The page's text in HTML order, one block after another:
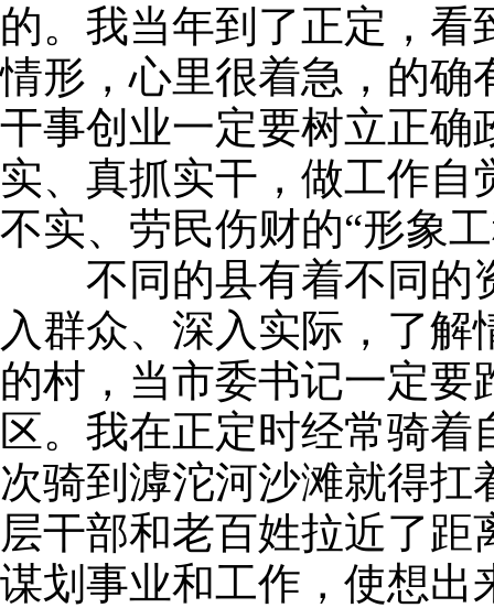
的。我当年到了正定，
情形，心里很着急，的确
干事创业一定要树立正确
实、真抓实干，做工作
不实、劳民伤财的“形象
不同的县有着不同的资
入群众、深入实际，了
的村，当市委书记一定
区。我在正定时经常骑
次骑到滹沱河沙滩就得
层干部和老百姓拉近了
谋划事业和工作，使想出